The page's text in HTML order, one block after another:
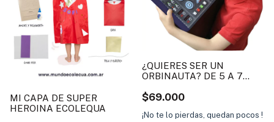
MI CAPA DE SUPER
HEROINA ECOLEQUA
¿QUIERES SER UN
ORBINAUTA? DE 5 A 7
$69.000
¡No te lo pierdas, quedan pocos !